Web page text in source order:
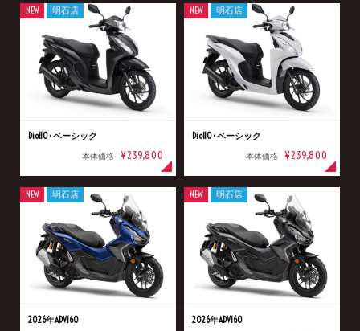
Dio110･ベーシック
本体価格 ¥239,800
NEW 明石店
Dio110･ベーシック
本体価格 ¥239,800
NEW 明石店
2026年ADV160
NEW 明石店
2026年ADV160
NEW 明石店